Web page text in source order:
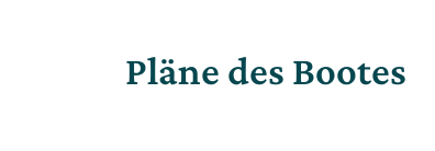
Pläne des Bootes